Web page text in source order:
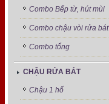
Combo Bếp từ, hút mùi
Combo chậu vòi rửa bát
Combo tổng
CHẬU RỬA BÁT
Chậu 1 hố